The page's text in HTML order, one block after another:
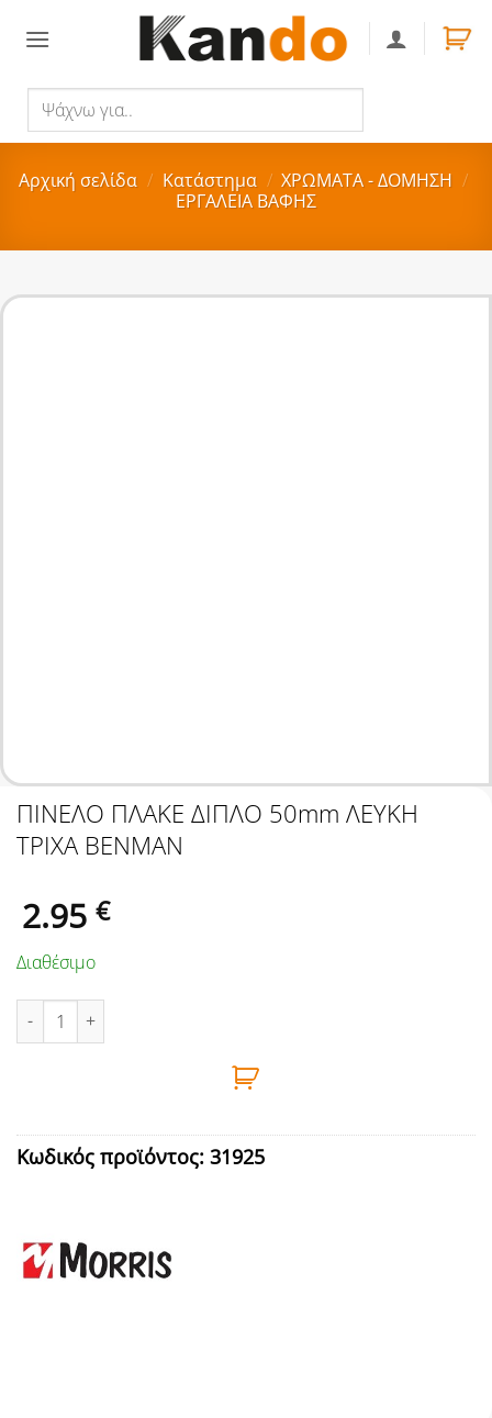
για..
Αρχική σελίδα / Κατάστημα / ΧΡΩΜΑΤΑ - ΔΟΜΗΣΗ /
ΕΡΓΑΛΕΙΑ ΒΑΦΗΣ
ΠΙΝΕΛΟ ΠΛΑΚΕ ΔΙΠΛΟ 50mm ΛΕΥΚΗ
ΤΡΙΧΑ BENMAN
2.95 €
Διαθέσιμο
ΠΙΝΕΛΟ ΠΛΑΚΕ ΔΙΠΛΟ 50mm ΛΕΥΚΗ ΤΡΙΧΑ BENMAN ποσότητα
Κωδικός προϊόντος: 31925